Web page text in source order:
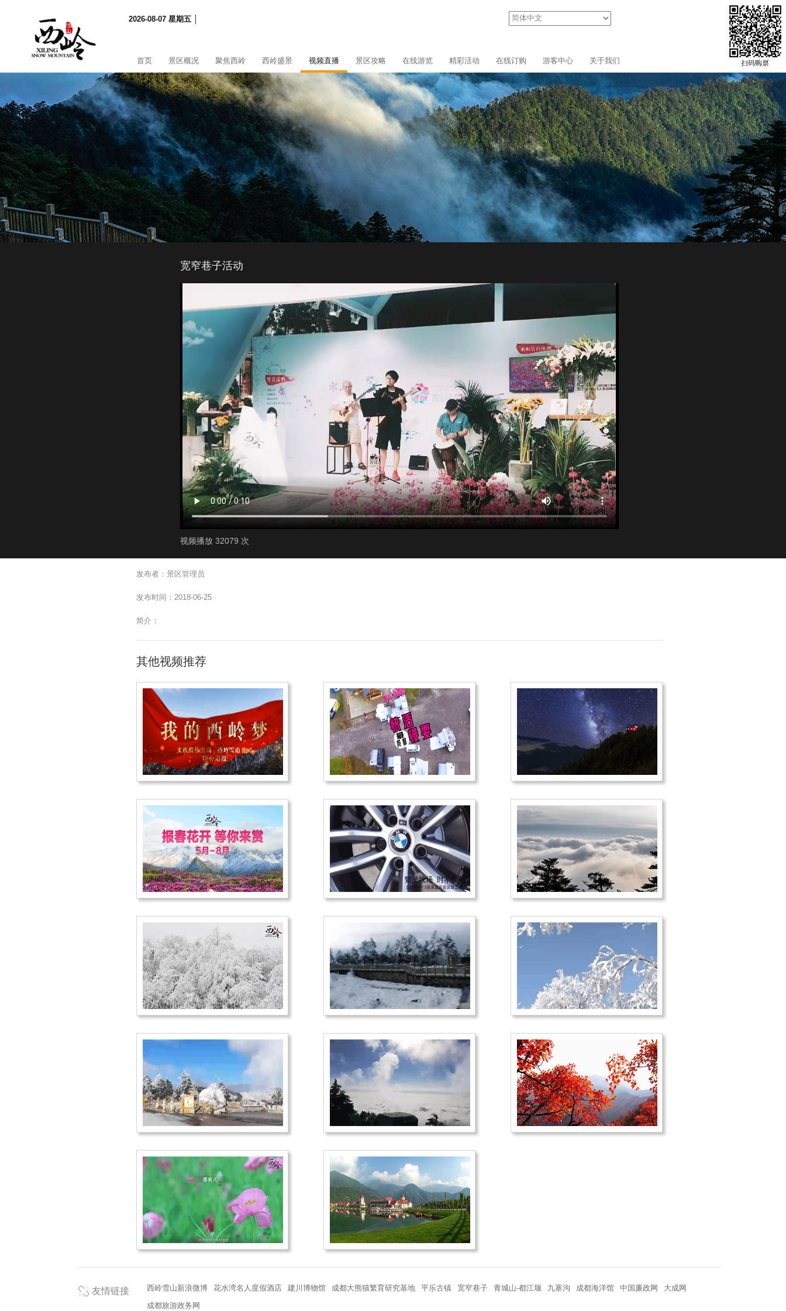
2026-08-07 星期五 │
首页 景区概况 聚焦西岭 西岭盛景 视频直播 景区攻略 在线游览 精彩活动 在线订购 游客中心 关于我们
宽窄巷子活动
视频播放 32079 次
发布者：景区管理员
发布时间：2018-06-25
简介：
其他视频推荐
友情链接 西岭雪山新浪微博 花水湾名人度假酒店 建川博物馆 成都大熊猫繁育研究基地 平乐古镇 宽窄巷子 青城山-都江堰 九寨沟 成都海洋馆 中国廉政网
大成网
成都旅游政务网